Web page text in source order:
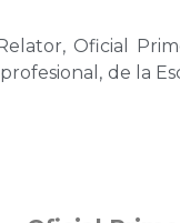
Oficial
de la